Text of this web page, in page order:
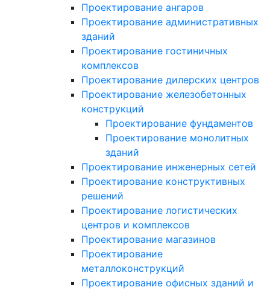
Проектирование ангаров
Проектирование административных
зданий
Проектирование гостиничных
комплексов
Проектирование дилерских центров
Проектирование железобетонных
конструкций
Проектирование фундаментов
Проектирование монолитных
зданий
Проектирование инженерных сетей
Проектирование конструктивных
решений
Проектирование логистических
центров и комплексов
Проектирование магазинов
Проектирование
металлоконструкций
Проектирование офисных зданий и